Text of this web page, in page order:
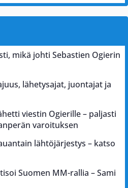
mikä johti Sebastien Ogierin
lähetysajat, juontajat ja
viestin Ogierille – paljasti
varoituksen
lähtöjärjestys – katso
Suomen MM-rallia – Sami